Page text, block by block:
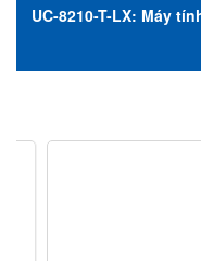
UC-8210-T-LX: Máy
lõi kép 1 GHz với 1
công nghiệp